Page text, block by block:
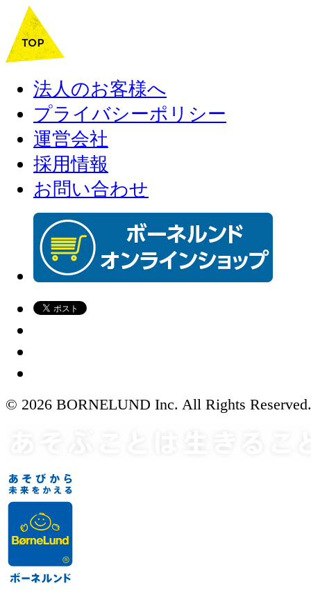
法人のお客様へ
プライバシーポリシー
運営会社
採用情報
お問い合わせ
© 2026 BORNELUND Inc. All Rights Reserved.